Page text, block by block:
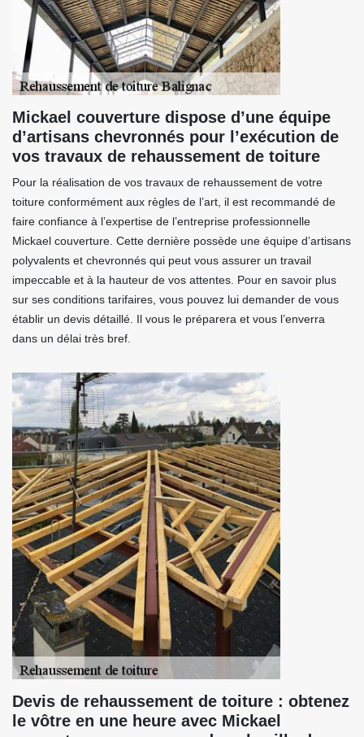
Mickael couverture dispose d’une équipe
d’artisans chevronnés pour l’exécution de
vos travaux de rehaussement de toiture
Pour la réalisation de vos travaux de rehaussement de votre
toiture conformément aux règles de l’art, il est recommandé de
faire confiance à l’expertise de l’entreprise professionnelle
Mickael couverture. Cette dernière possède une équipe d’artisans
polyvalents et chevronnés qui peut vous assurer un travail
impeccable et à la hauteur de vos attentes. Pour en savoir plus
sur ses conditions tarifaires, vous pouvez lui demander de vous
établir un devis détaillé. Il vous le préparera et vous l’enverra
dans un délai très bref.
Devis de rehaussement de toiture : obtenez
le vôtre en une heure avec Mickael